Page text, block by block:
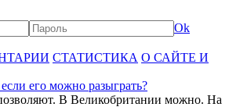
Ok
СТАТИСТИКА О САЙТЕ И
его можно разыграть?
В Великобритании можно. На